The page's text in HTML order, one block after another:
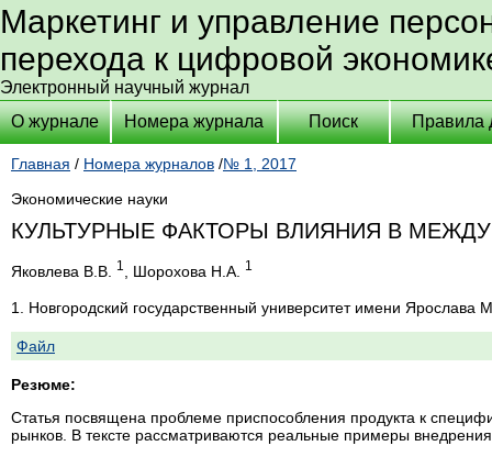
Маркетинг и управление
перехода к цифровой
Электронный научный журнал
О журнале
Номера журнала Поиск Правила
Главная / Номера журналов /№ 1, 2017
Экономические науки
КУЛЬТУРНЫЕ ФАКТОРЫ ВЛИЯНИЯ В
Яковлева В.В. 1 , Шорохова Н.А. 1
1. Новгородский государственный университет имени Ярослава
Файл
Резюме:
Статья посвящена проблеме приспособления продукта к
рынков. В тексте рассматриваются реальные примеры